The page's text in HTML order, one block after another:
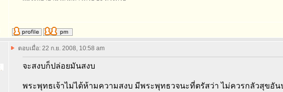
ตอบเมื่อ: 22 ก.ย. 2008, 10:58 am
จะสงบก็ปล่อยมันสงบ
พระพุทธเจ้าไม่ได้ห้ามความสงบ มีพระพุทธวจนะที่ตรัสว่า ไม่ควรกลัวสุขอัน